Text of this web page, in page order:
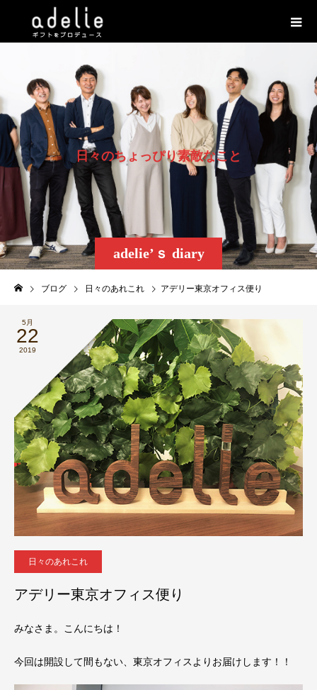
adelie’ｓ diary
日々のちょ っぴり素敵なこ と
ブログ 日々のあれこれ アデリー東京オフィス便り
5月
22
2019
日々のあれこれ
アデリー東京オフィス便り
みなさま。こんにちは！
今回は開設して間もない、東京オフィスよりお届けします！！